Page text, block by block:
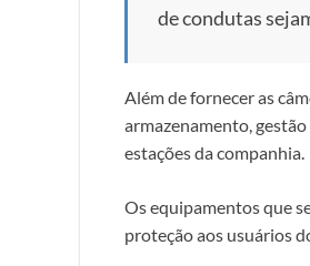
de condutas
Além de fornecer as
armazenamento,
estações da companhia.
Os equipamentos que
proteção aos usuários